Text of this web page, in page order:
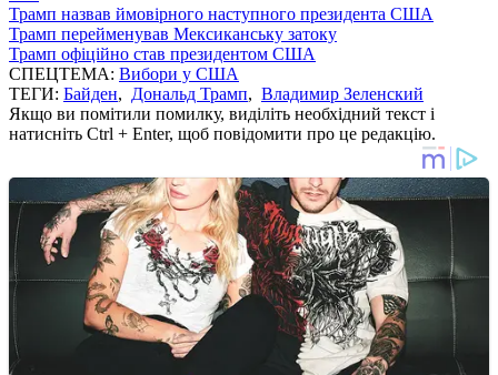
Трамп назвав ймовірного наступного президента США
Трамп перейменував Мексиканську затоку
Трамп офіційно став президентом США
СПЕЦТЕМА: Вибори у США
ТЕГИ: Байден, Дональд Трамп, Владимир Зеленский
Якщо ви помітили помилку, виділіть необхідний текст і
натисніть Ctrl + Enter, щоб повідомити про це редакцію.